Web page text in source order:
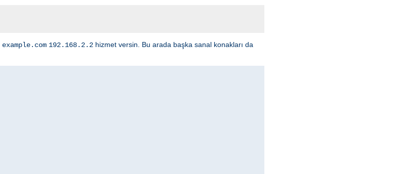
example.com 192.168.2.2 hizmet versin. Bu arada başka sanal konakları da